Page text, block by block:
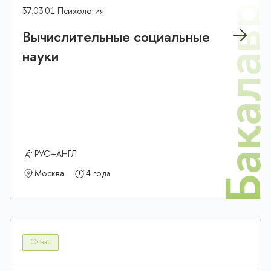
37.03.01 Психология
Вычислительные социальные
науки
РУС+АНГЛ
Москва
4 года
Очная